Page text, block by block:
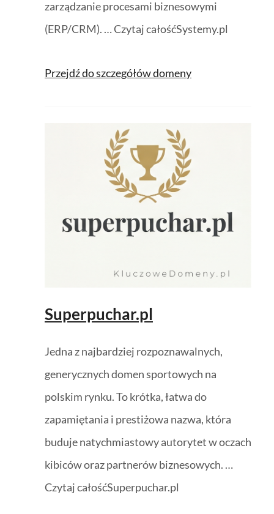
zarządzanie procesami biznesowymi
(ERP/CRM). … Czytaj całośćSystemy.pl
Przejdź do szczegółów domeny
Superpuchar.pl
Jedna z najbardziej rozpoznawalnych,
generycznych domen sportowych na
polskim rynku. To krótka, łatwa do
zapamiętania i prestiżowa nazwa, która
buduje natychmiastowy autorytet w oczach
kibiców oraz partnerów biznesowych. …
Czytaj całośćSuperpuchar.pl